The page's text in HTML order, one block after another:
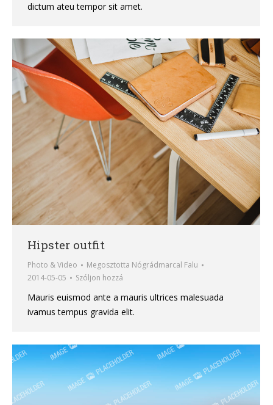
dictum ateu tempor sit amet.
Hipster outfit
Photo & Video Megosztotta Nógrádmarcal Falu
2014-05-05
Szóljon hozzá
Mauris euismod ante a mauris ultrices malesuada
ivamus tempus gravida elit.